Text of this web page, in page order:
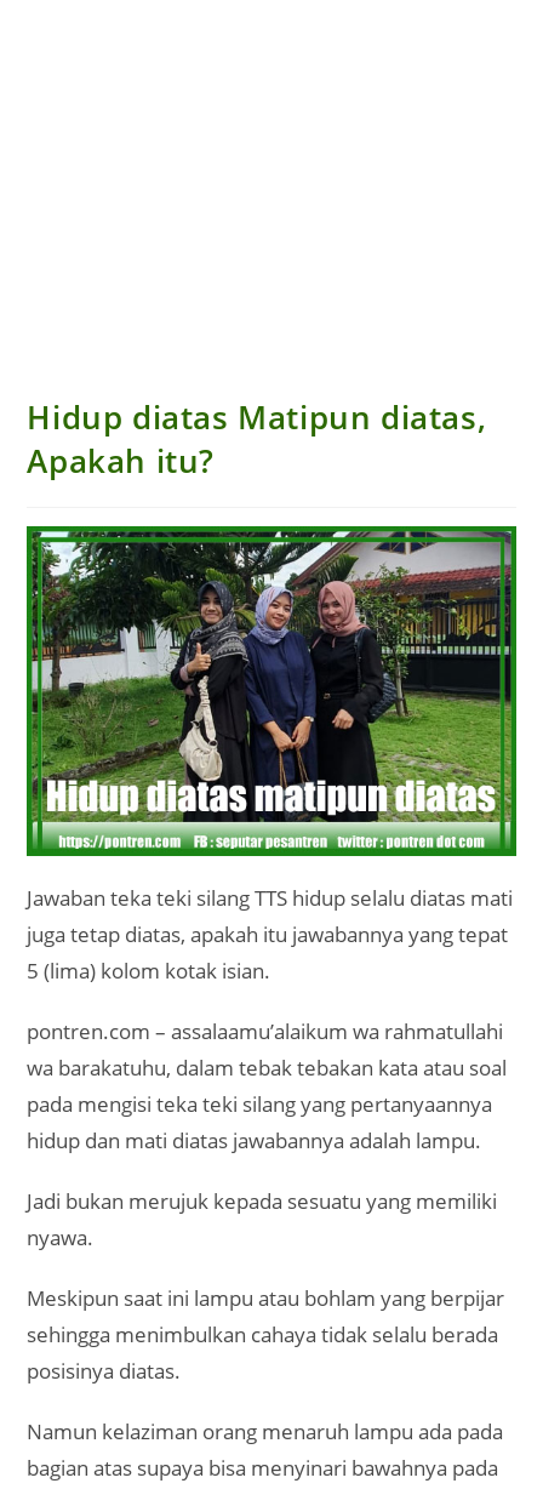
Hidup diatas Matipun diatas,
Apakah itu?
Jawaban teka teki silang TTS hidup selalu diatas mati
juga tetap diatas, apakah itu jawabannya yang tepat
5 (lima) kolom kotak isian.
pontren.com – assalaamu’alaikum wa rahmatullahi
wa barakatuhu, dalam tebak tebakan kata atau soal
pada mengisi teka teki silang yang pertanyaannya
hidup dan mati diatas jawabannya adalah lampu.
Jadi bukan merujuk kepada sesuatu yang memiliki
nyawa.
Meskipun saat ini lampu atau bohlam yang berpijar
sehingga menimbulkan cahaya tidak selalu berada
posisinya diatas.
Namun kelaziman orang menaruh lampu ada pada
bagian atas supaya bisa menyinari bawahnya pada